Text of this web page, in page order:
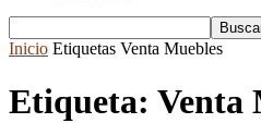
Inicio Etiquetas Venta Muebles
Etiqueta: Venta